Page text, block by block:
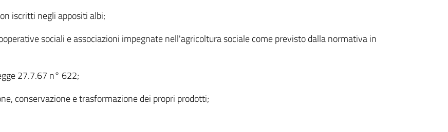
iscritti negli appositi albi;
sociali e associazioni impegnate nell'agricoltura sociale come previsto dalla normativa in
27.7.67 n° 622;
conservazione e trasformazione dei propri prodotti;